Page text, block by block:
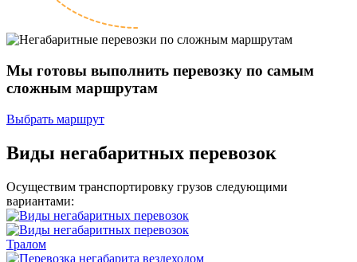
Мы готовы выполнить перевозку по самым
сложным маршрутам
Выбрать маршрут
Виды негабаритных перевозок
Осуществим транспортировку грузов следующими
вариантами:
Тралом